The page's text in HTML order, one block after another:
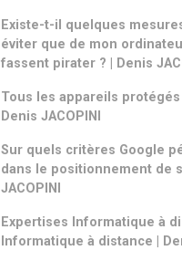
Existe-t-il quelques
éviter que de mon
fassent pirater ? | Denis
Tous les appareils
Denis JACOPINI
Sur quels critères Google
dans le positionnement de
JACOPINI
Expertises Informatique à
Informatique à distance |